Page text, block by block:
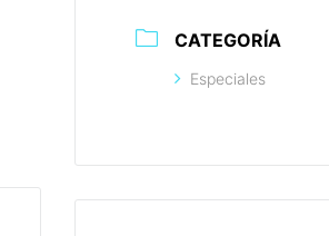
CATEGORÍA
Especiales